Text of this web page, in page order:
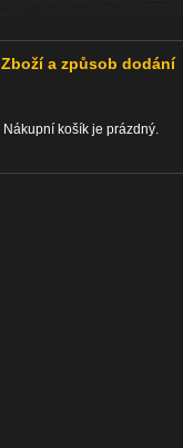
Zboží a způsob dodání
Nákupní košík je prázdný.